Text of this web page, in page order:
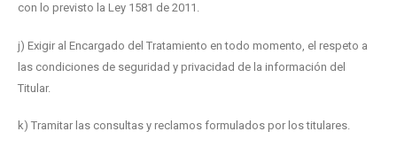
con lo previsto la Ley 1581 de 2011.
j) Exigir al Encargado del Tratamiento en todo momento, el respeto a
las condiciones de seguridad y privacidad de la información del
Titular.
k) Tramitar las consultas y reclamos formulados por los titulares.